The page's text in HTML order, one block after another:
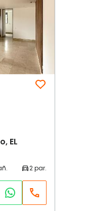
EL